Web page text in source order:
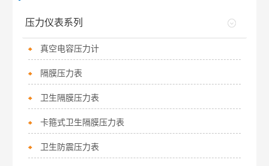
压力仪表系列
真空电容压力计
隔膜压力表
卫生隔膜压力表
卡箍式卫生隔膜压力表
卫生防震压力表